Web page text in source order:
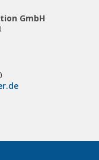
GmbH